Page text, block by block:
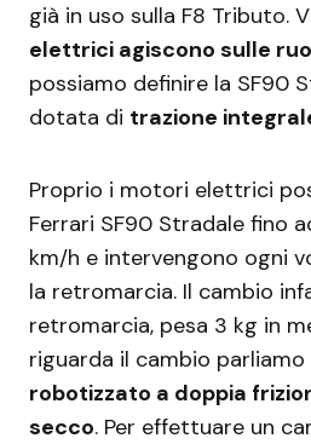
già in uso sulla F8 Tributo.
elettrici agiscono sulle
possiamo definire la SF90
dotata di trazione
Proprio i motori elettrici
Ferrari SF90 Stradale fino
km/h e intervengono ogni
la retromarcia. Il cambio
retromarcia, pesa 3 kg in
riguarda il cambio parliamo
robotizzato a doppia
secco. Per effettuare un